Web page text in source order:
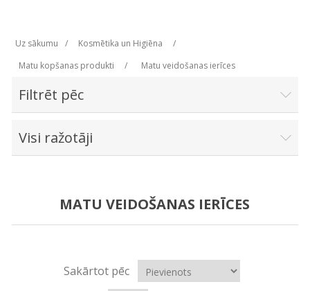
Uz sākumu / Kosmētika un Higiēna
/
Matu kopšanas produkti
/ Matu veidošanas ierīces
Filtrēt pēc
Visi ražotāji
MATU VEIDOŠANAS IERĪCES
Sakārtot pēc